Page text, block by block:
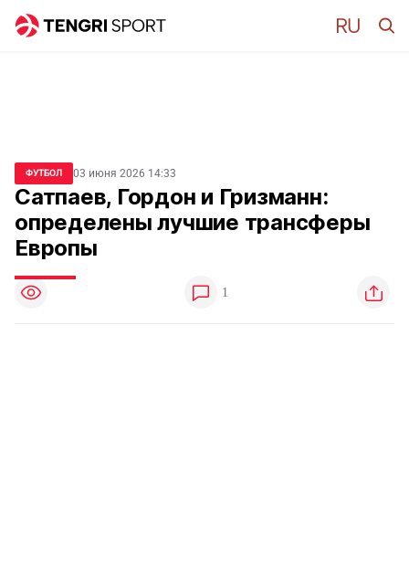
ФУТБОЛ 03 июня 2026 14:33
Сатпаев, Гордон и Гризманн:
определены лучшие трансферы
Европы
1